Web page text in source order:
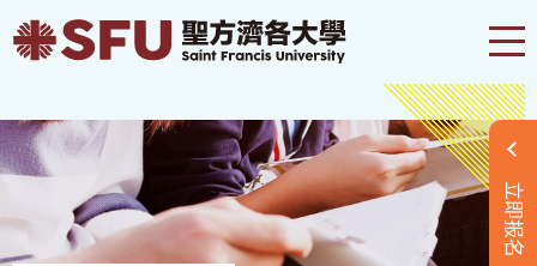
立即报名